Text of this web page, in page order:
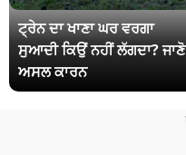
ਟ੍ਰੇਨ ਦਾ ਖਾਣਾ ਘਰ ਵਰਗਾ
ਸੁਆਦੀ ਕਿਉਂ ਨਹੀਂ ਲੱਗਦਾ? ਜਾਣੋ
ਅਸਲ ਕਾਰਨ